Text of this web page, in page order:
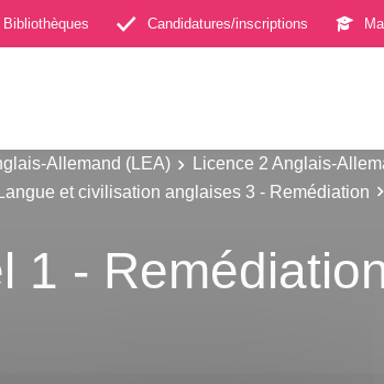
Bibliothèques Candidatures/inscriptions
Allemand (LEA)
Licence 2 Anglais-
et civilisation anglaises 3 - Remédiation
1 -